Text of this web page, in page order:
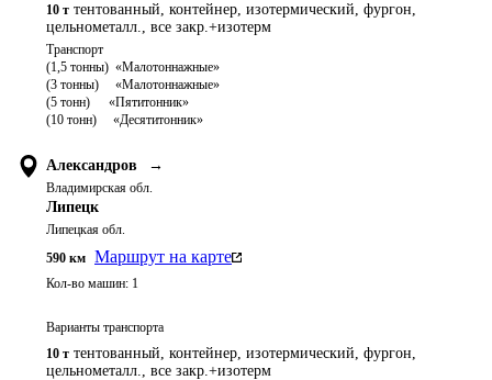
10 т тентованный, контейнер, изотермический, фургон,
цельнометалл., все закр.+изотерм
Транспорт
(1,5 тонны)  «Малотоннажные»
(3 тонны)     «Малотоннажные»
(5 тонн)	   «Пятитонник»
Александров →
Владимирская обл.
Липецк
Липецкая обл.
590 км Маршрут на карте
Кол-во машин: 1
Варианты транспорта
10 т тентованный, контейнер, изотермический, фургон,
цельнометалл., все закр.+изотерм